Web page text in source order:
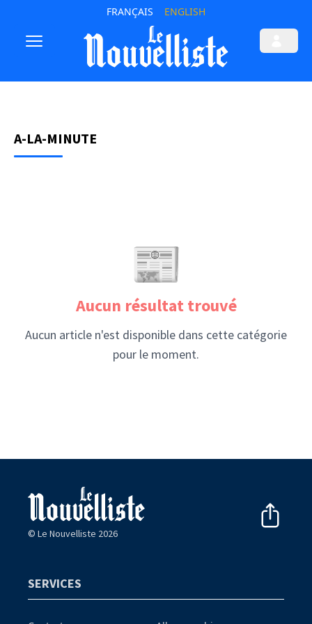
FRANÇAIS ENGLISH
A-LA-MINUTE
📰
Aucun résultat trouvé
Aucun article n'est disponible dans cette catégorie
pour le moment.
© Le Nouvelliste 2026
SERVICES